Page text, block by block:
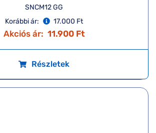
SNCM12 GG
Korábbi ár:
17.000 Ft
Akciós ár: 11.900 Ft
Részletek